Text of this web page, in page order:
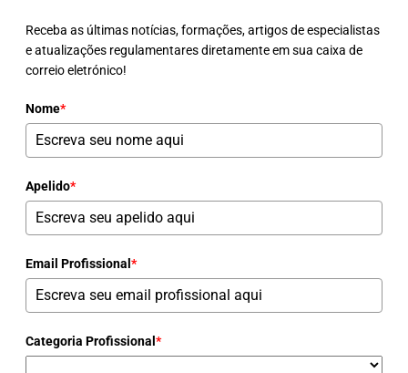
Receba as últimas notícias, formações, artigos de especialistas
e atualizações regulamentares diretamente em sua caixa de
correio eletrónico!
Nome*
Apelido*
Email Profissional *
Categoria Profissional *